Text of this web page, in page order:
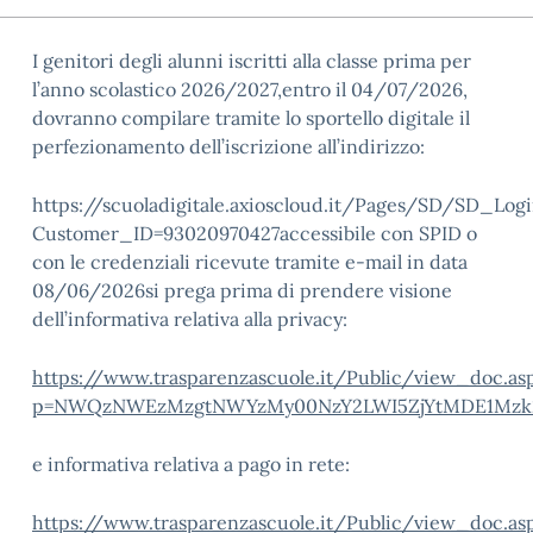
I genitori degli alunni iscritti alla classe prima per
l’anno scolastico 2026/2027,entro il 04/07/2026,
dovranno compilare tramite lo sportello digitale il
perfezionamento dell’iscrizione all’indirizzo:
https://scuoladigitale.axioscloud.it/Pages/SD/
Customer_ID=93020970427accessibile con SPID o
con le credenziali ricevute tramite e-mail in data
08/06/2026si prega prima di prendere visione
dell’informativa relativa alla privacy:
https://www.trasparenzascuole.it/Public/
e informativa relativa a pago in rete:
https://www.trasparenzascuole.it/Public/